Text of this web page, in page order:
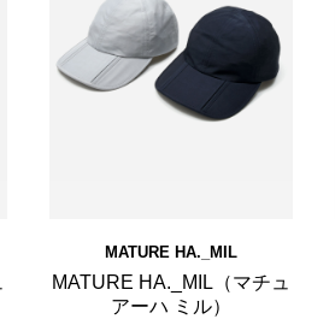
MATURE HA._MIL
MATURE HA._MIL（マチュ
アーハ ミル）